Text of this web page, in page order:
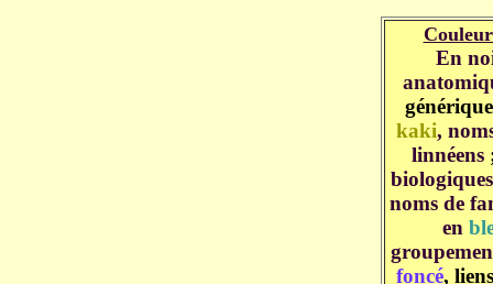
En
kaki,
linnéens
noms de
en
foncé,